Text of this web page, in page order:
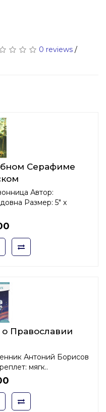
0 reviews /
Серафиме
Автор:
Размер: 5" x
Православии
Антоний Борисов
мягк..